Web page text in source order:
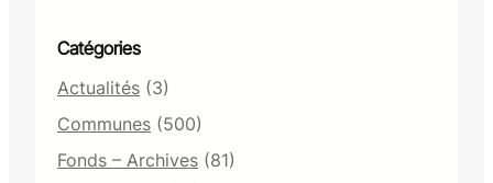
Catégories
Actualités (3)
Communes (500)
Fonds – Archives (81)